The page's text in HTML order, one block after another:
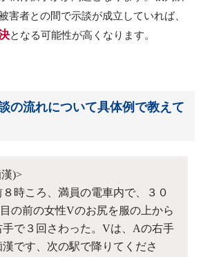
害者との間で示談が成立していれば、
となる可能性が高くなります。
の流れについて具体例で教えて
)>
８時ころ、満員の電車内で、３０
の前の女性Vのお尻を服の上から
手で３回さわった。Vは、Aの右手
です、次の駅で降りてくださ